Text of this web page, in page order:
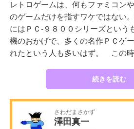
レトロゲームは、何もファミコン
のゲームだけを指すワケではない
にはＰＣ-９８００シリーズという
機のおかげで、多くの名作ＰＣゲ
れたという人も多いはず。 この
続きを読む
さわだまさかず
澤田真一